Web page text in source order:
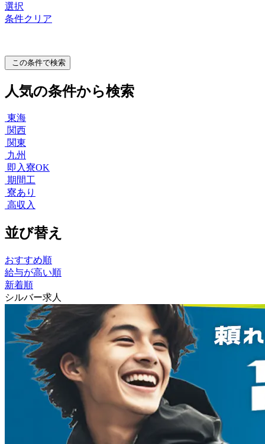
選択
条件クリア
この条件で検索
人気の条件から検索
東海
関西
関東
九州
即入寮OK
期間工
寮あり
高収入
並び替え
おすすめ順
給与が高い順
新着順
シルバー求人